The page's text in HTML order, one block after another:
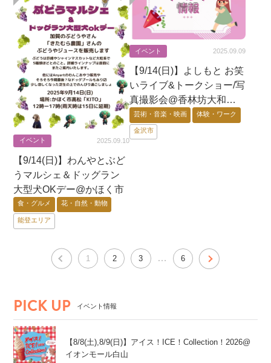
イベント 2025.09.10
【9/14(日)】わんやとぶど
うマルシェ＆ドッグラン
大型犬OKデー@かほく市
食・グルメ 花・自然・動物
能登エリア
イベント 2025.09.09
【9/14(日)】よしもと お笑
いライブ&トークショー/写
真撮影会@香林坊大和
【整理券配布】
芸術・音楽・映画 体験・ワーク
金沢市
1 2 3 … 6
PICK UP イベント情報
【8/8(土),8/9(日)】アイス！ICE！Collection！2026@
イオンモール白山